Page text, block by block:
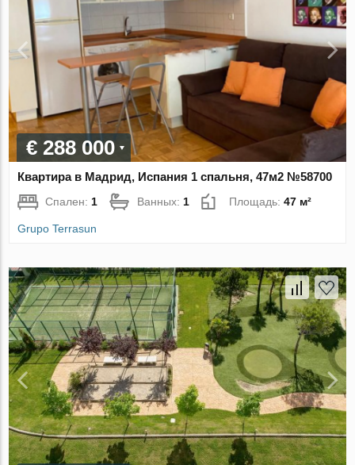
€ 288 000
Квартира в Мадрид, Испания 1 спальня, 47м2 №58700
Спален: 1 Ванных: 1 Площадь:47 м²
Grupo Terrasun